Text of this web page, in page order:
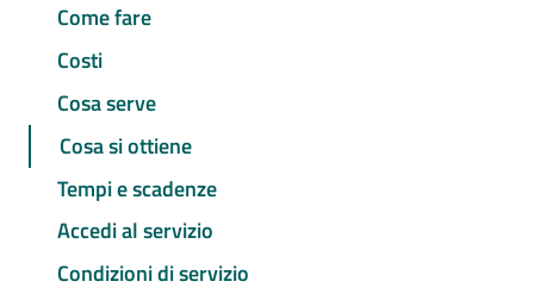
Come fare
Costi
Cosa serve
Cosa si ottiene
Tempi e scadenze
Accedi al servizio
Condizioni di servizio